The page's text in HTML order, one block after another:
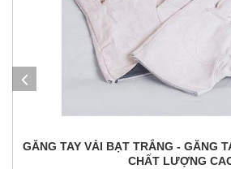
GĂNG TAY VẢI BẠT TRẮNG - GĂNG
CHẤT LƯỢNG